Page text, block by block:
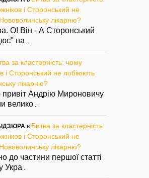
і Сторонський не
лікарню?
О! Він - А Сторонський
на
за кластерність: чому
і Сторонський не лобіюють
лікарню?
Андрію Мироновичу
велико
в Битва за кластерність:
і Сторонський не
лікарню?
до частини першої статті
Укра